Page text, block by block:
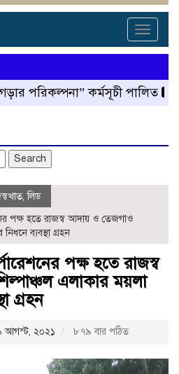
Toggle
কর্মসূচী পালিত
রংপুর
,লিড
পক্ষ হতে রাজস্ব আদায় ও তেজগাও
ব্যবস্থা গ্রহন
পক্ষ হতে রাজস্ব
এলাকার ময়লা
গ্রহন
আগস্ট, ২০২১ ৮৭৯ বার পঠিত